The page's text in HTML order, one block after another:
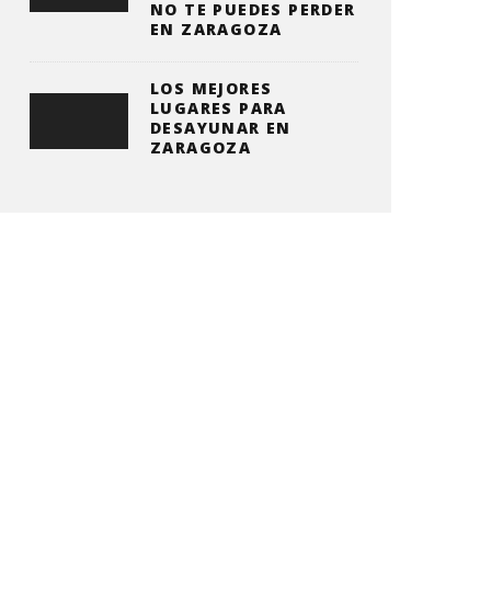
NO TE PUEDES PERDER
EN ZARAGOZA
LOS MEJORES
LUGARES PARA
DESAYUNAR EN
ZARAGOZA